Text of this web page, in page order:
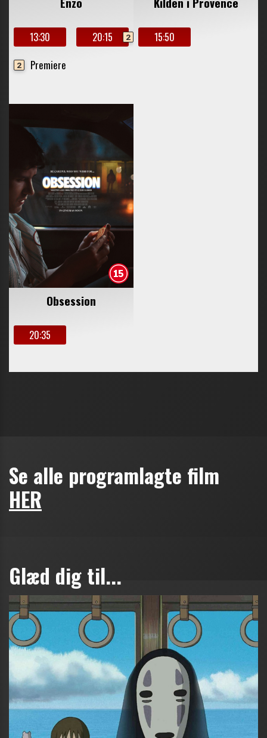
Se alle programlagte film
HER
Glæd dig til...